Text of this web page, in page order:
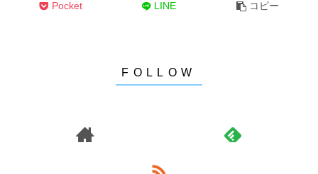
Pocket LINE コピー